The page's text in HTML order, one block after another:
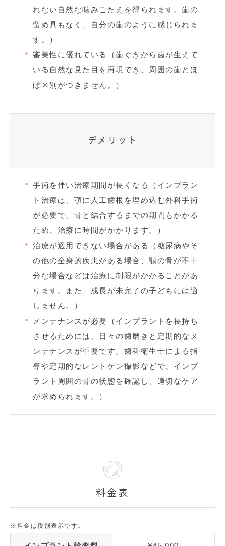
れない自然な噛みごたえを得られます。歯の
留め具もなく、自分の歯のように感じられま
す。）
審美性に優れている（歯ぐきから歯が生えて
いる自然な見た目を再現でき、周囲の歯とほ
ぼ区別がつきません。）
デメリット
手術を伴い治療期間が長くなる（インプラン
ト治療は、顎に人工歯根を埋め込む外科手術
が必要で、骨と結合するまでの期間もかかる
ため、治療に時間がかかります。）
治療が適用できない場合がある（ 糖尿病やそ
の他の全身的疾患がある場合、顎の骨が不十
分な場合などは治療に制限がかかることがあ
ります。また、成長が未完了の子どもには適
しません。）
メンテナンスが必要（インプラントを長持ち
させるためには、日々の歯磨きと定期的なメ
ンテナンスが重要です。歯科衛生士による指
導や定期的なレントゲン撮影などで、インプ
ラント周囲の骨の状態を確認し、適切なケア
が求められます。）
料金表
※料金は税別表示です。